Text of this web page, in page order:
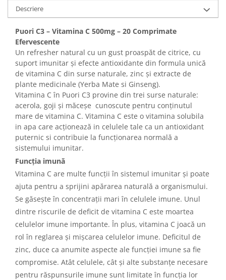
Descriere
Puori C3 – Vitamina C 500mg – 20 Comprimate
Efervescente
Un refresher natural cu un gust proaspăt de citrice, cu
suport imunitar și efecte antioxidante din formula unică
de vitamina C din surse naturale, zinc și extracte de
plante medicinale (Yerba Mate si Ginseng).
Vitamina C în Puori C3 provine din trei surse naturale:
acerola, goji și măceșe cunoscute pentru conținutul
mare de vitamina C. Vitamina C este o vitamina solubila
in apa care acționează in celulele tale ca un antioxidant
puternic si contribuie la funcționarea normală a
sistemului imunitar.
Funcția imună
Vitamina C are multe funcții în sistemul imunitar și poate
ajuta pentru a sprijini apărarea naturală a organismului.
Se găsește în concentrații mari în celulele imune. Unul
dintre riscurile de deficit de vitamina C este moartea
celulelor imune importante. În plus, vitamina C joacă un
rol în reglarea și mișcarea celulelor imune. Deficitul de
zinc, duce ca anumite aspecte ale funcției imune sa fie
compromise. Atât celulele, cât și alte substanțe necesare
pentru răspunsurile imune sunt limitate în funcția lor